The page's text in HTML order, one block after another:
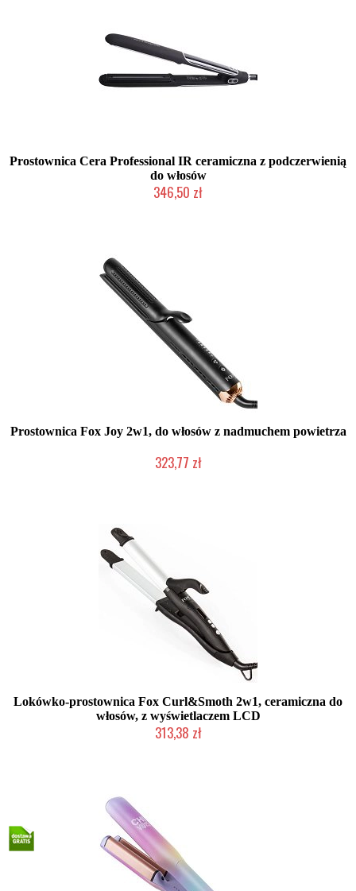
Prostownica Cera Professional IR ceramiczna z podczerwienią
do włosów
346,50 zł
Prostownica Fox Joy 2w1, do włosów z nadmuchem powietrza
323,77 zł
Lokówko-prostownica Fox Curl&Smoth 2w1, ceramiczna do
włosów, z wyświetlaczem LCD
313,38 zł